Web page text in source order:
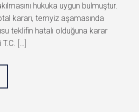
hukuka uygun bulmuştur.
kararı, temyiz aşamasında
teklifin hatalı olduğuna karar
[…]